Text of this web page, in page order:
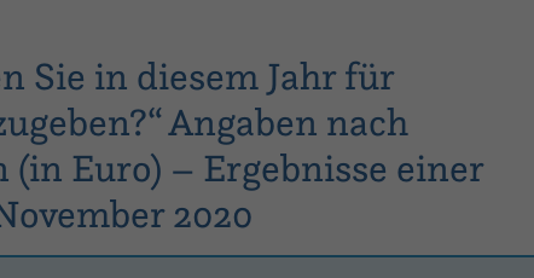
Sie in diesem Jahr für
Angaben nach
Euro) – Ergebnisse einer
2020